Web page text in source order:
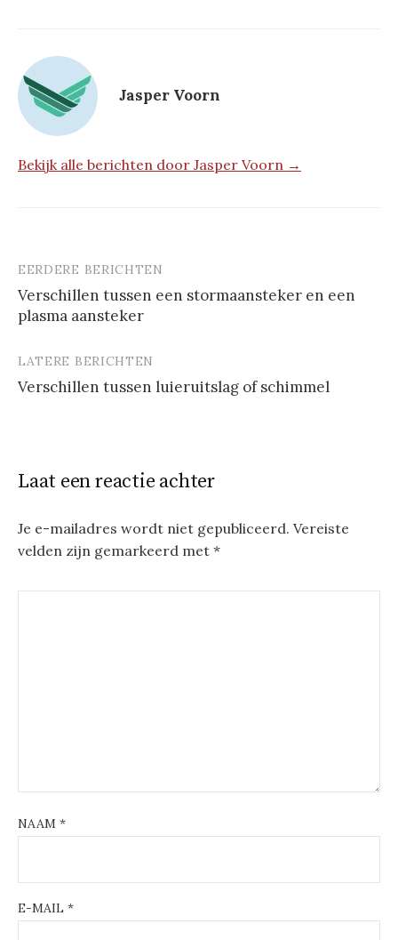
Jasper Voorn
Bekijk alle berichten door Jasper Voorn →
Berichtnavigatie
EERDERE BERICHTEN
Verschillen tussen een stormaansteker en een
plasma aansteker
LATERE BERICHTEN
Verschillen tussen luieruitslag of schimmel
Laat een reactie achter
Je e-mailadres wordt niet gepubliceerd. Vereiste
velden zijn gemarkeerd met *
NAAM *
E-MAIL *